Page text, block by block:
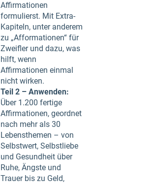
Affirmationen
formulierst. Mit Extra-
Kapiteln, unter anderem
zu „Afformationen“ für
Zweifler und dazu, was
hilft, wenn
Affirmationen einmal
nicht wirken.
Teil 2 – Anwenden:
Über 1.200 fertige
Affirmationen, geordnet
nach mehr als 30
Lebensthemen – von
Selbstwert, Selbstliebe
und Gesundheit über
Ruhe, Ängste und
Trauer bis zu Geld,